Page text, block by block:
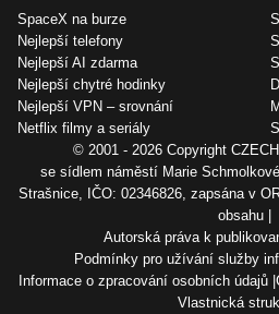
SpaceX na burze
Nejlepší telefony
Nejlepší AI zdarma
Nejlepší chytré hodinky
Nejlepší VPN – srovnání
Netflix filmy a seriály
© 2001 - 2026 Copyright
se sídlem náměstí Marie
Strašnice, IČO: 02346826, zapsána v
obsahu
Autorská práva k
Podmínky pro užívání služby
Informace o zpracování osobních údajů
Vlastnická